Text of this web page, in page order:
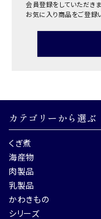
会員登録をしていただき
お気に入り商品をご登録
カテゴリーから選ぶ
くぎ煮
海産物
肉製品
乳製品
かわきもの
シリーズ